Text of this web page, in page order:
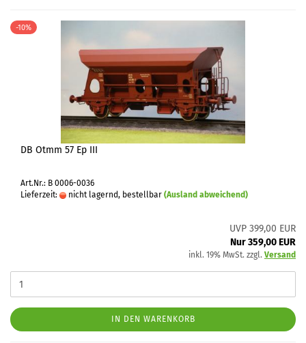
-10%
DB Otmm 57 Ep III
Art.Nr.: B 0006-0036
Lieferzeit:
nicht lagernd, bestellbar (Ausland abweichend)
UVP 399,00 EUR
Nur 359,00 EUR
inkl. 19% MwSt. zzgl. Versand
IN DEN WARENKORB